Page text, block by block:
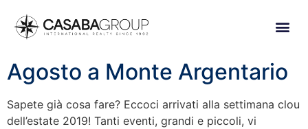
Agosto a Monte Argentario
Sapete già cosa fare? Eccoci arrivati alla settimana clou
dell’estate 2019! Tanti eventi, grandi e piccoli, vi